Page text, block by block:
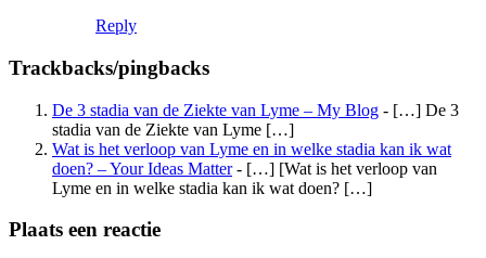
Reply
Trackbacks/pingbacks
De 3 stadia van de Ziekte van Lyme – My Blog - […] De 3
stadia van de Ziekte van Lyme […]
Wat is het verloop van Lyme en in welke stadia kan ik wat
doen? – Your Ideas Matter- […] [Wat is het verloop van
Lyme en in welke stadia kan ik wat doen? […]
Plaats een reactie